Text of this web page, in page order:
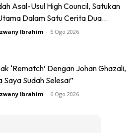
Asal-Usul High Council, Satukan
Dalam Satu Cerita Dua...
Ibrahim - 6 Ogo 2026
‘Rematch’ Dengan Johan Ghazali,
Saya Sudah Selesai”
Ibrahim - 6 Ogo 2026